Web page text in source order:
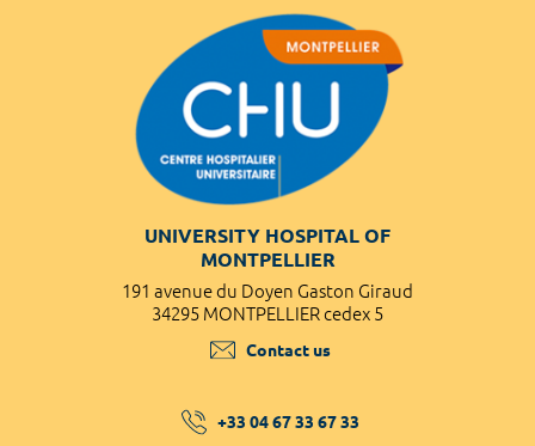
UNIVERSITY HOSPITAL OF
MONTPELLIER
191 avenue du Doyen Gaston Giraud
34295 MONTPELLIER cedex 5
Contact us
+33 04 67 33 67 33